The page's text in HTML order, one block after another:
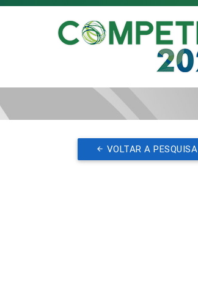
VOLTAR A PESQUISA